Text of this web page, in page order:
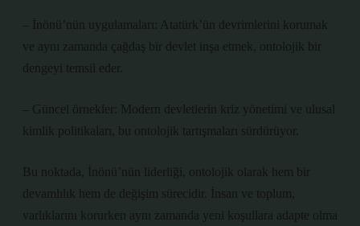
– İnönü’nün uygulamaları: Atatürk’ün devrimlerini korumak
ve aynı zamanda çağdaş bir devlet inşa etmek, ontolojik bir
dengeyi temsil eder.
– Güncel örnekler: Modern devletlerin kriz yönetimi ve ulusal
kimlik politikaları, bu ontolojik tartışmaları sürdürüyor.
Bu noktada, İnönü’nün liderliği, ontolojik olarak hem bir
devamlılık hem de değişim sürecidir. İnsan ve toplum,
varlıklarını korurken aynı zamanda yeni koşullara adapte olma